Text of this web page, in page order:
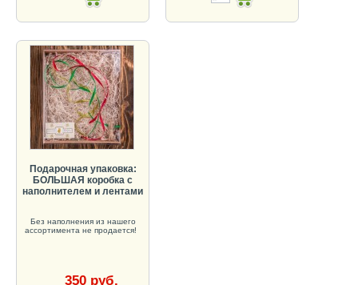
Подарочная упаковка:
БОЛЬШАЯ коробка с
наполнителем и лентами
Без наполнения из нашего
ассортимента не продается!
350 руб.